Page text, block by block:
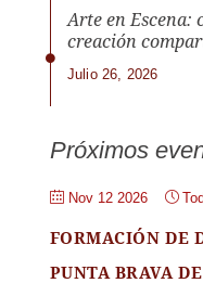
Arte en Escena:
creación
Julio 26, 2026
Próximos
Nov 12 2026
FORMACIÓN DE
PUNTA BRAVA